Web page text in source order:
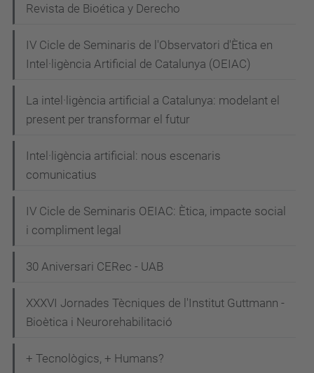
Revista de Bioética y Derecho
IV Cicle de Seminaris de l'Observatori d'Ètica en
Intel·ligència Artificial de Catalunya (OEIAC)
La intel·ligència artificial a Catalunya: modelant el
present per transformar el futur
Intel·ligència artificial: nous escenaris
comunicatius
IV Cicle de Seminaris OEIAC: Ètica, impacte social
i compliment legal
30 Aniversari CERec - UAB
XXXVI Jornades Tècniques de l'Institut Guttmann -
Bioètica i Neurorehabilitació
+ Tecnològics, + Humans?